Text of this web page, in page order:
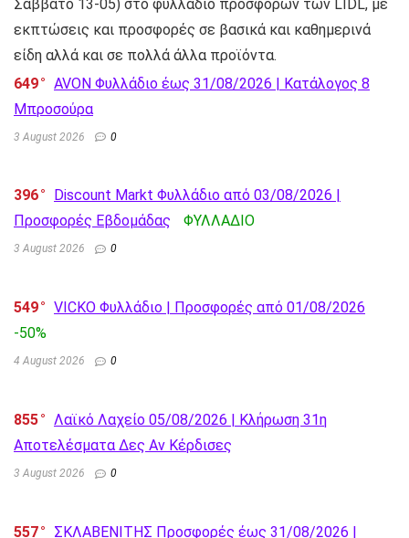
Σάββατο 13-05) στο φυλλάδιο προσφορών των LIDL, με
εκπτώσεις και προσφορές σε βασικά και καθημερινά
είδη αλλά και σε πολλά άλλα προϊόντα.
649
AVON Φυλλάδιο έως 31/08/2026 | Κατάλογος 8
Μπροσούρα
3 August 2026 0
396
Discount Markt Φυλλάδιο από 03/08/2026 |
Προσφορές Εβδομάδας
ΦΥΛΛΑΔΙΟ
3 August 2026 0
549
VICKO Φυλλάδιο | Προσφορές από 01/08/2026
-50%
4 August 2026 0
855
Λαϊκό Λαχείο 05/08/2026 | Κλήρωση 31η
Αποτελέσματα Δες Αν Κέρδισες
3 August 2026 0
557 ΣΚΛΑΒΕΝΙΤΗΣ Προσφορές έως 31/08/2026 |